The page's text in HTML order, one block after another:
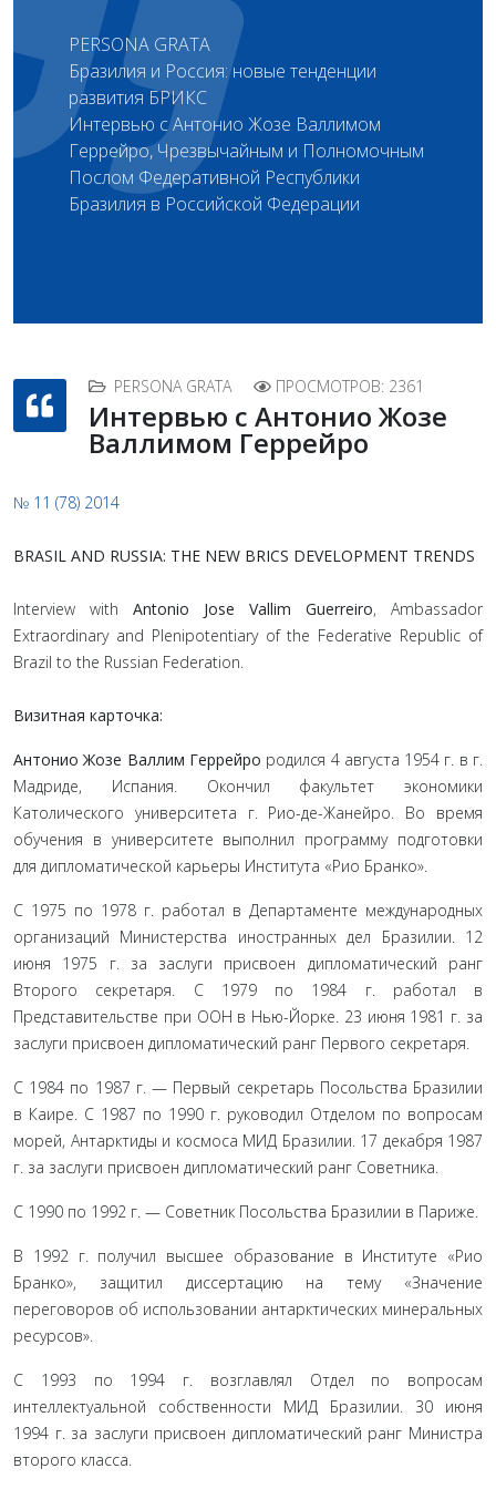
PERSONA GRATA
Бразилия и Россия: новые тенденции
развития БРИКС
Интервью с Антонио Жозе Валлимом
Геррейро, Чрезвычайным и Полномочным
Послом Федеративной Республики
Бразилия в Российской Федерации
PERSONA GRATA ПРОСМОТРОВ: 2361
Интервью с Антонио Жозе
Валлимом Геррейро
№ 11 (78) 2014
BRASIL AND RUSSIA: THE NEW BRICS DEVELOPMENT TRENDS
Interview with Antonio Jose Vallim Guerreiro, Ambassador
Extraordinary and Plenipotentiary of the Federative Republic of
Brazil to the Russian Federation.
Визитная карточка:
Антонио Жозе Валлим Геррейро родился 4 августа 1954 г. в г.
Мадриде, Испания. Окончил факультет экономики
Католического университета г. Рио-де-Жанейро. Во время
обучения в университете выполнил программу подготовки
для дипломатической карьеры Института «Рио Бранко».
С 1975 по 1978 г. работал в Департаменте международных
организаций Министерства иностранных дел Бразилии. 12
июня 1975 г. за заслуги присвоен дипломатический ранг
Второго секретаря. С 1979 по 1984 г. работал в
Представительстве при ООН в Нью-Йорке. 23 июня 1981 г. за
заслуги присвоен дипломатический ранг Первого секретаря.
С 1984 по 1987 г. — Первый секретарь Посольства Бразилии
в Каире. С 1987 по 1990 г. руководил Отделом по вопросам
морей, Антар­ктиды и космоса МИД Бразилии. 17 декабря 1987
г. за заслуги присвоен дипломатический ранг Советника.
С 1990 по 1992 г. — Советник Посольства Бразилии в Париже.
В 1992 г. получил высшее образование в Институте «Рио
Бранко», защитил диссертацию на тему «Значение
переговоров об использо­вании антарктических минеральных
ресурсов».
С 1993 по 1994 г. возглавлял Отдел по вопросам
интеллектуальной собственности МИД Бразилии. 30 июня
1994 г. за заслуги присвоен дипломатический ранг Министра
второго класса.